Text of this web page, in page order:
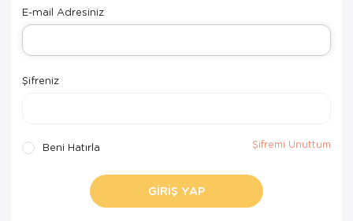
E-mail Adresiniz
Şifreniz
Beni Hatırla Şifremi Unuttum
GIRIŞ YAP